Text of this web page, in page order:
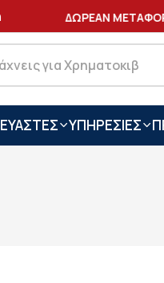
ΔΩΡΕΑΝ
ΥΠΗΡΕΣΙΕΣ